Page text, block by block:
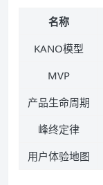
名称
KANO模型
MVP
产品生命周期
峰终定律
用户体验地图